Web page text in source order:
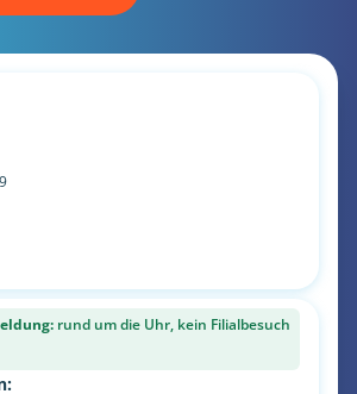
rund um die Uhr, kein Filialbesuch